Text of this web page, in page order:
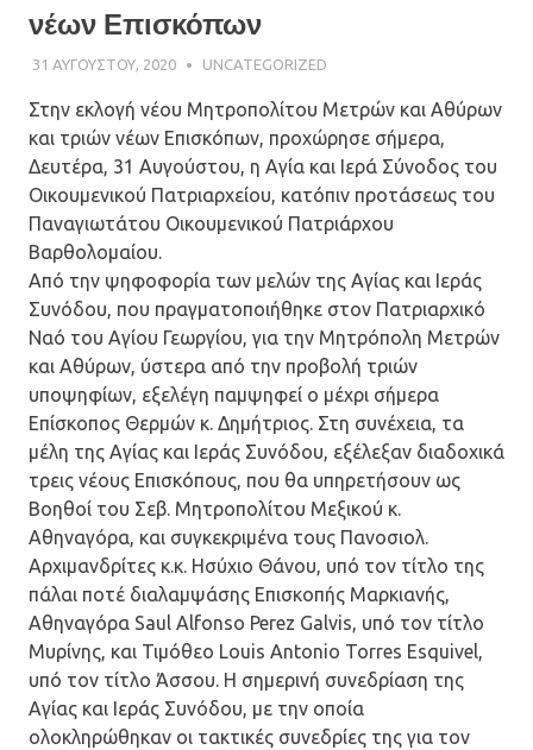
νέων Επισκόπων
31 ΑΥΓΟΎΣΤΟΥ, 2020 ΠΑΤΉΡ ΜΙΧΑΉΛ ΠΑΠΑΪΩΆΝΝΟΥ
UNCATEGORIZED
Στην εκλογή νέου Μητροπολίτου Μετρών και Αθύρων
και τριών νέων Επισκόπων, προχώρησε σήμερα,
Δευτέρα, 31 Αυγούστου, η Αγία και Ιερά Σύνοδος του
Οικουμενικού Πατριαρχείου, κατόπιν προτάσεως του
Παναγιωτάτου Οικουμενικού Πατριάρχου
Βαρθολομαίου.
Από την ψηφοφορία των μελών της Αγίας και Ιεράς
Συνόδου, που πραγματοποιήθηκε στον Πατριαρχικό
Ναό του Αγίου Γεωργίου, για την Μητρόπολη Μετρών
και Αθύρων, ύστερα από την προβολή τριών
υποψηφίων, εξελέγη παμψηφεί ο μέχρι σήμερα
Επίσκοπος Θερμών κ. Δημήτριος. Στη συνέχεια, τα
μέλη της Αγίας και Ιεράς Συνόδου, εξέλεξαν διαδοχικά
τρεις νέους Επισκόπους, που θα υπηρετήσουν ως
Βοηθοί του Σεβ. Μητροπολίτου Μεξικού κ.
Αθηναγόρα, και συγκεκριμένα τους Πανοσιολ.
Αρχιμανδρίτες κ.κ. Ησύχιο Θάνου, υπό τον τίτλο της
πάλαι ποτέ διαλαμψάσης Επισκοπής Μαρκιανής,
Αθηναγόρα Saul Alfonso Perez Galvis, υπό τον τίτλο
Μυρίνης, και Τιμόθεο Louis Antonio Torres Esquivel,
υπό τον τίτλο Άσσου. Η σημερινή συνεδρίαση της
Αγίας και Ιεράς Συνόδου, με την οποία
ολοκληρώθηκαν οι τακτικές συνεδρίες της για τον